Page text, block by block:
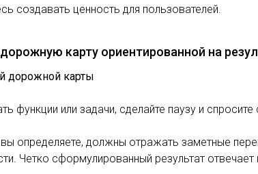
создавать ценность для пользователей.
карту ориентированной на
дорожной карты
функции или задачи, сделайте паузу и
определяете, должны отражать заметные
Четко сформулированный результат